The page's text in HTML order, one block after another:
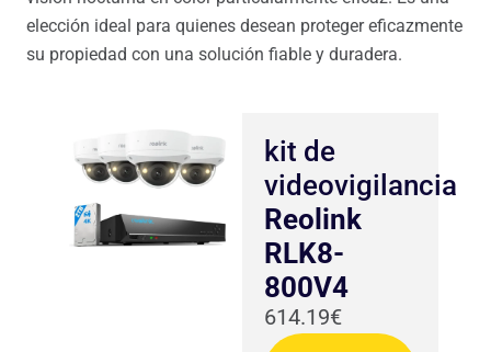
elección ideal para quienes desean proteger eficazmente
su propiedad con una solución fiable y duradera.
kit de
videovigilancia
Reolink
RLK8-
800V4
614.19€